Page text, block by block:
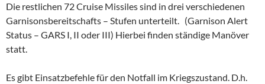
Die restlichen 72 Cruise Missiles sind in drei verschiedenen
Garnisonsbereitschafts – Stufen unterteilt. (Garnison Alert
Status – GARS I, II oder III) Hierbei finden ständige Manöver
statt.
Es gibt Einsatzbefehle für den Notfall im Kriegszustand. D.h.